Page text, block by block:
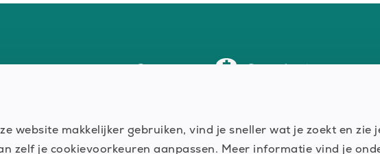
website makkelijker gebruiken, vind je sneller wat je zoekt en
zelf je cookievoorkeuren aanpassen. Meer informatie vind je